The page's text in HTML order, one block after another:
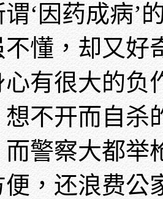
‘因药成病’
不懂，却又好
心有很大的
想不开而自杀
而警察大都举
便，还浪费公